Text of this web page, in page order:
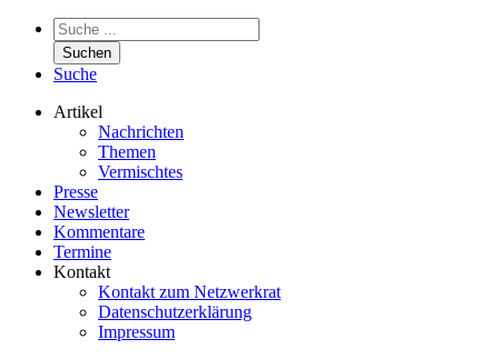
Suchen
Suche
Artikel
Nachrichten
Themen
Vermischtes
Presse
Newsletter
Kommentare
Termine
Kontakt
Kontakt zum Netzwerkrat
Datenschutzerklärung
Impressum